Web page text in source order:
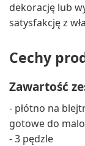
dekorację lub
satysfakcję z
Cechy
Zawartość
- płótno na
gotowe do
- 3 pędzle